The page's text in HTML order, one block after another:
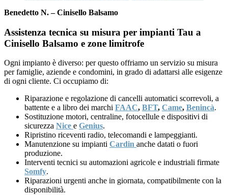
Benedetto N. – Cinisello Balsamo
Assistenza tecnica su misura per impianti Tau a
Cinisello Balsamo e zone limitrofe
Ogni impianto è diverso: per questo offriamo un servizio su misura
per famiglie, aziende e condomini, in grado di adattarsi alle esigenze
di ogni cliente. Ci occupiamo di:
Riparazione e regolazione di cancelli automatici scorrevoli, a
battente e a libro dei marchi FAAC, BFT, Came, Benincà.
Sostituzione motori, centraline, fotocellule e dispositivi di
sicurezza Nice e Genius.
Ripristino riceventi radio, telecomandi e lampeggianti.
Manutenzione su impianti Cardin anche datati o fuori
produzione.
Interventi tecnici su automazioni agricole e industriali firmate
Somfy.
Riparazioni urgenti anche in giornata, compatibilmente con la
disponibilità.